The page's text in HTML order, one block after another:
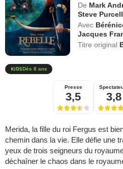
De Mark
Steve Purcell
Avec
Jacques
Titre original
Dès 8 ans
Presse
3,5 3,8
Merida, la fille du roi Fergus est
chemin dans la vie. Elle défie une
yeux de trois seigneurs du
déchaîner le chaos dans le